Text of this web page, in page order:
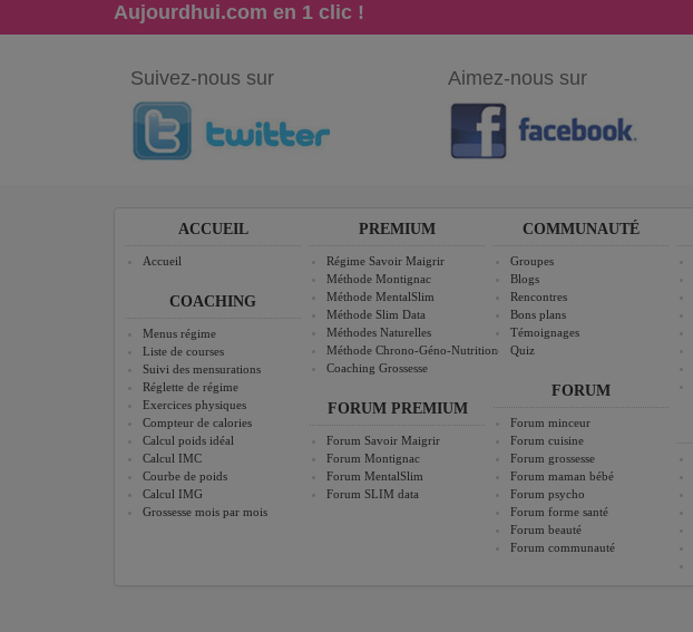
Aujourdhui.com en 1 clic !
Suivez-nous sur Aimez-nous sur
ACCUEIL
Accueil
COACHING
Menus régime
Liste de courses
Suivi des mensurations
Réglette de régime
Exercices physiques
Compteur de calories
Calcul poids idéal
Calcul IMC
Courbe de poids
Calcul IMG
Grossesse mois par mois
PREMIUM
Régime Savoir Maigrir
Méthode Montignac
Méthode MentalSlim
Méthode Slim Data
Méthodes Naturelles
Méthode Chrono-Géno-Nutrition
Coaching Grossesse
FORUM PREMIUM
Forum Savoir Maigrir
Forum Montignac
Forum MentalSlim
Forum SLIM data
COMMUNAUTÉ
Groupes
Blogs
Rencontres
Bons plans
Témoignages
Quiz
FORUM
Forum minceur
Forum cuisine
Forum grossesse
Forum maman bébé
Forum psycho
Forum forme santé
Forum beauté
Forum communauté